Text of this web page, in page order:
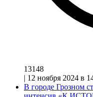
13148
| 12 ноября 2024 в
В городе Грозном